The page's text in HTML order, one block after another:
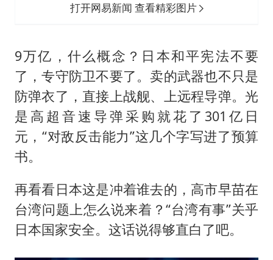
打开网易新闻 查看精彩图片
9万亿，什么概念？日本和平宪法不要
了，专守防卫不要了。卖的武器也不只是
防弹衣了，直接上战舰、上远程导弹。光
是高超音速导弹采购就花了301亿日
元，“对敌反击能力”这几个字写进了预算
书。
再看看日本这是冲着谁去的，高市早苗在
台湾问题上怎么说来着？“台湾有事”关乎
日本国家安全。这话说得够直白了吧。